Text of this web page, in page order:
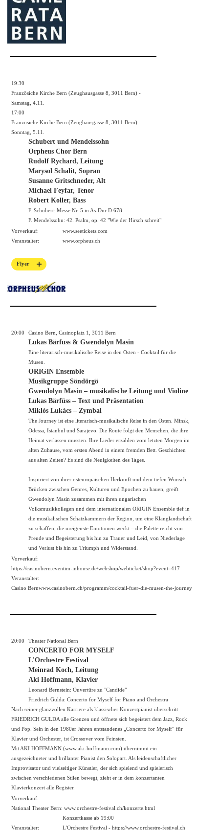
19:30
Französiche Kirche Bern (Zeughausgasse 8, 3011 Bern) -
Samstag, 4.11.
17:00
Französiche Kirche Bern (Zeughausgasse 8, 3011 Bern) -
Sonntag, 5.11.
Schubert und Mendelssohn
Orpheus Chor Bern
Rudolf Rychard, Leitung
Marysol Schalit, Sopran
Susanne Gritschneder, Alt
Michael Feyfar, Tenor
Robert Koller, Bass
F. Schubert: Messe Nr. 5 in As-Dur D 678
F. Mendelssohn: 42. Psalm, op. 42 "Wie der Hirsch schreit"
Vorverkauf:
www.seetickets.com
Veranstalter:
www.orpheus.ch
Flyer
20:00 Casino Bern, Casinoplatz 1, 3011 Bern
Lukas Bärfuss & Gwendolyn Masin
Eine literarisch-musikalische Reise in den Osten - Cocktail für die
Musen.
ORIGIN Ensemble
Musikgruppe Söndörgö
Gwendolyn Masin – musikalische Leitung und Violine
Lukas Bärfüss – Text und Präsentation
Miklós Lukács – Zymbal
The Journey ist eine literarisch-musikalische Reise in den Osten. Minsk,
Odessa, Istanbul und Sarajevo. Die Route folgt den Menschen, die ihre
Heimat verlassen mussten. Ihre Lieder erzählen vom letzten Morgen im
alten Zuhause, vom ersten Abend in einem fremden Bett. Geschichten
aus alten Zeiten? Es sind die Neuigkeiten des Tages.
Inspiriert von ihrer osteuropäischen Herkunft und dem tiefen Wunsch,
Brücken zwischen Genres, Kulturen und Epochen zu bauen, greift
Gwendolyn Masin zusammen mit ihren ungarischen
Volksmusikkollegen und dem internationalen ORIGIN Ensemble tief in
die musikalischen Schatzkammern der Region, um eine Klanglandschaft
zu schaffen, die ureigenste Emotionen weckt – die Palette reicht von
Freude und Begeisterung bis hin zu Trauer und Leid, von Niederlage
und Verlust bis hin zu Triumph und Widerstand.
Vorverkauf:
https://casinobern.eventim-inhouse.de/webshop/webticket/shop?event=417
Veranstalter:
Casino Bernwww.casinobern.ch/programm/cocktail-fuer-die-musen-the-journey
20:00 Theater National Bern
CONCERTO FOR MYSELF
L'Orchestre Festival
Meinrad Koch, Leitung
Aki Hoffmann, Klavier
Leonard Bernstein: Ouvertüre zu "Candide"
Friedrich Gulda: Concerto for Myself for Piano and Orchestra
Nach seiner glanzvollen Karriere als klassischer Konzertpianist überschritt
FRIEDRICH GULDA alle Grenzen und öffnete sich begeistert dem Jazz, Rock
und Pop. Sein in den 1980er Jahren entstandenes „Concerto for Myself“ für
Klavier und Orchester, ist Crossover vom Feinsten.
Mit AKI HOFFMANN (www.aki-hoffmann.com) übernimmt ein
ausgezeichneter und brillanter Pianist den Solopart. Als leidenschaftlicher
Improvisator und vielseitiger Künstler, der sich spielend und spielerisch
zwischen verschiedenen Stilen bewegt, zieht er in dem konzertanten
Klavierkonzert alle Register.
Vorverkauf:
National Theater Bern: www.orchestre-festival.ch/konzerte.html
Konzertkasse ab 19:00
Veranstalter:
L'Orchestre Festival - https://www.orchestre-festival.ch